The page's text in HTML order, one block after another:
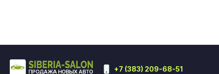
+7 (383) 209-68-51